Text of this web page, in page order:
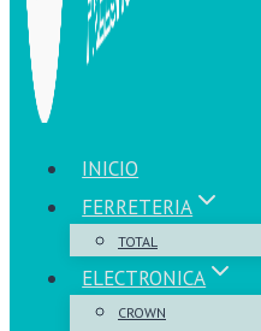
INICIO
FERRETERIA
TOTAL
ELECTRONICA
CROWN